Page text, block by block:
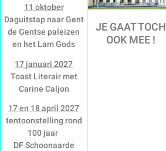
11 oktober
Daguitstap naar Gent
de Gentse paleizen
en het Lam Gods
17 januari 2027
Toast Literair met
Carine Caljon
17 en 18 april 2027
tentoonstelling rond
100 jaar
DF Schoonaarde
JE GAAT TOCH
OOK MEE !